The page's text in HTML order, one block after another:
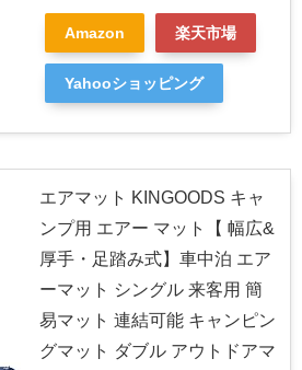
Amazon 楽天市場
Yahooショッピング
エアマット KINGOODS キャ
ンプ用 エアー マット【 幅広&
厚手・足踏み式】車中泊 エア
ーマット シングル 来客用 簡
易マット 連結可能 キャンピン
グマット ダブル アウトドアマ